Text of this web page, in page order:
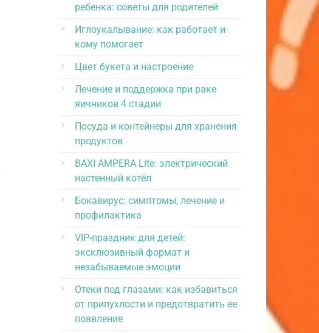
ребенка: советы для родителей
Иглоукалывание: как работает и
кому помогает
Цвет букета и настроение
Лечение и поддержка при раке
яичников 4 стадии
Посуда и контейнеры для хранения
продуктов
BAXI AMPERA Lite: электрический
настенный котёл
Бокавирус: симптомы, лечение и
профилактика
VIP-праздник для детей:
эксклюзивный формат и
незабываемые эмоции
Отеки под глазами: как избавиться
от припухлости и предотвратить ее
появление